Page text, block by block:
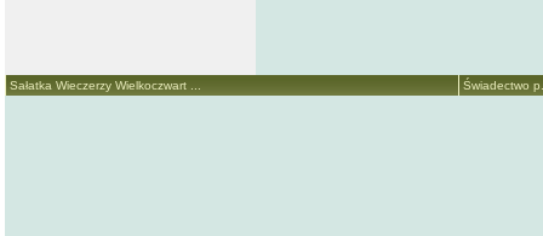
Sałatka Wieczerzy Wielkoczwart ... Świadectwo